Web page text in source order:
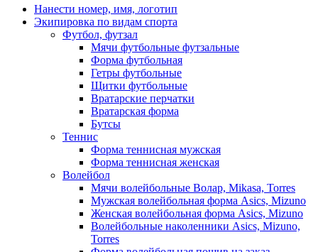
Нанести номер, имя, логотип
Экипировка по видам спорта
Футбол, футзал
Мячи футбольные футзальные
Форма футбольная
Гетры футбольные
Щитки футбольные
Вратарские перчатки
Вратарская форма
Бутсы
Теннис
Форма теннисная мужская
Форма теннисная женская
Волейбол
Мячи волейбольные Волар, Mikasa, Torres
Мужская волейбольная форма Asics, Mizuno
Женская волейбольная форма Asics, Mizuno
Волейбольные наколенники Asics, Mizuno,
Torres